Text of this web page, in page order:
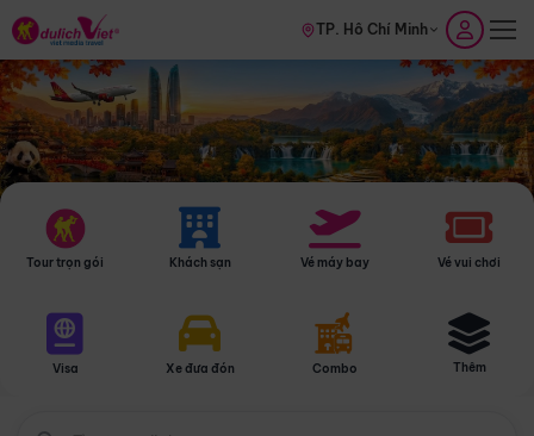
TP. Hồ Chí Minh
Tour trọn gói Khách sạn Vé máy bay Vé vui chơi
Visa Xe đưa đón Combo Thêm